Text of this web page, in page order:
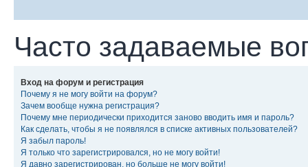
Часто задаваемые
Вход на форум и регистрация
Почему я не могу войти на форум?
Зачем вообще нужна регистрация?
Почему мне периодически приходится заново вводить имя и пароль?
Как сделать, чтобы я не появлялся в списке активных пользователей?
Я забыл пароль!
Я только что зарегистрировался, но не могу войти!
Я давно зарегистрирован, но больше не могу войти!